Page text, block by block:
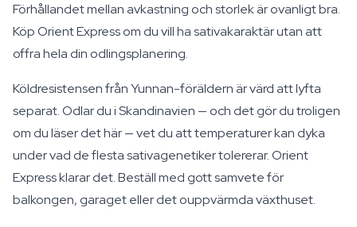
Förhållandet mellan avkastning och storlek är ovanligt bra.
Köp Orient Express om du vill ha sativakaraktär utan att
offra hela din odlingsplanering.
Köldresistensen från Yunnan-föräldern är värd att lyfta
separat. Odlar du i Skandinavien — och det gör du troligen
om du läser det här — vet du att temperaturer kan dyka
under vad de flesta sativagenetiker tolererar. Orient
Express klarar det. Beställ med gott samvete för
balkongen, garaget eller det ouppvärmda växthuset.